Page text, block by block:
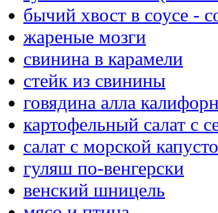
бычий хвост в соусе -
жареные мозги
свинина в карамели
стейк из свинины
говядина алла
картофельный салат с
салат с морской
гуляш по-венгерски
венский шницель